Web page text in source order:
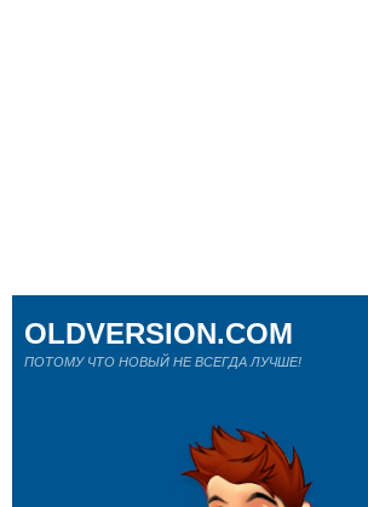
OLDVERSION.COM
ПОТОМУ ЧТО НОВЫЙ НЕ ВСЕГДА ЛУЧШЕ!